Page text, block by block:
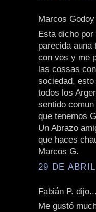
Marcos
Esta dicho
parecida auna
con vos y me
las cossas
sociedad,
todos los
sentido
que tenemos
Un Abrazo
que haces
Marcos G.
29 DE
Fabián P. dijo...
Me gustó